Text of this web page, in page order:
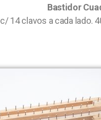
Bastidor
c/ 14 clavos a cada lado.